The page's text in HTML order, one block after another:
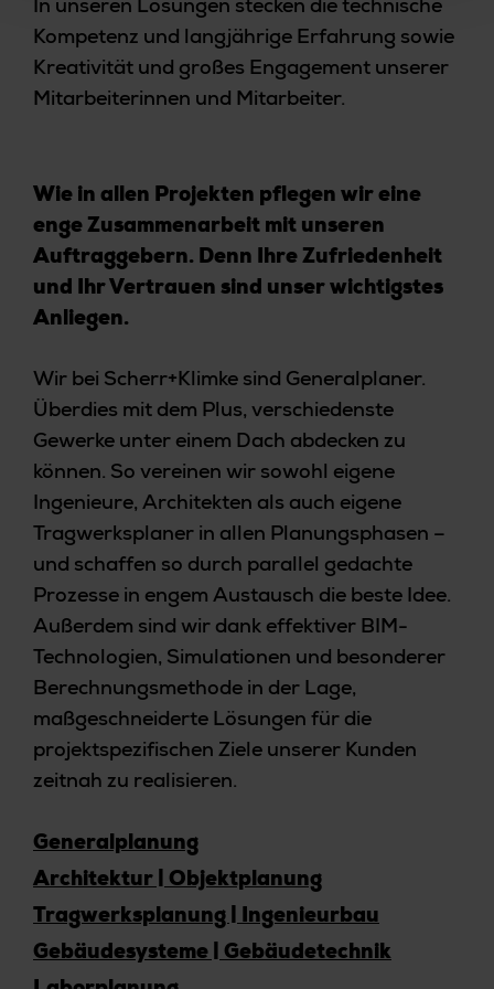
Kompetenz und langjährige Erfahrung sowie
Kreativität und großes Engagement unserer
Mitarbeiterinnen und Mitarbeiter.
Wie in allen Projekten pflegen wir eine
enge Zusammenarbeit mit unseren
Auftraggebern. Denn Ihre Zufriedenheit
und Ihr Vertrauen sind unser wichtigstes
Anliegen.
Wir bei Scherr+Klimke sind Generalplaner.
Überdies mit dem Plus, verschiedenste
Gewerke unter einem Dach abdecken zu
können. So vereinen wir sowohl eigene
Ingenieure, Architekten als auch eigene
Tragwerksplaner in allen Planungsphasen –
und schaffen so durch parallel gedachte
Prozesse in engem Austausch die beste Idee.
Außerdem sind wir dank effektiver BIM-
Technologien, Simulationen und besonderer
Berechnungsmethode in der Lage,
maßgeschneiderte Lösungen für die
projektspezifischen Ziele unserer Kunden
zeitnah zu realisieren.
Generalplanung
Architektur | Objektplanung
Tragwerksplanung | Ingenieurbau
Gebäudesysteme | Gebäudetechnik